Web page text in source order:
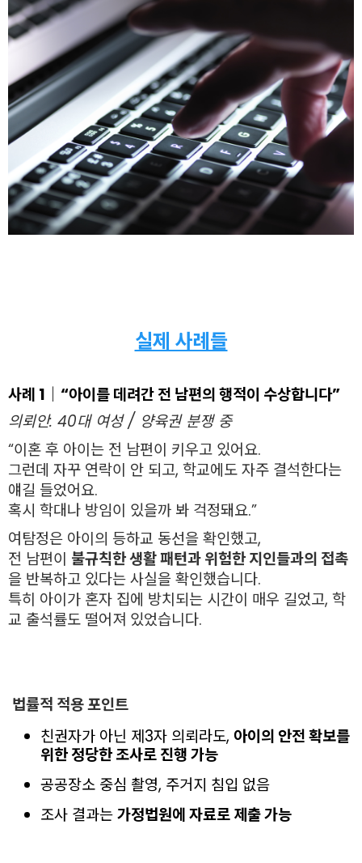
실제 사례들
사례 1｜“아이를 데려간 전 남편의 행적이 수상합니다”
의뢰인: 40대 여성 / 양육권 분쟁 중
“이혼 후 아이는 전 남편이 키우고 있어요.
그런데 자꾸 연락이 안 되고, 학교에도 자주 결석한다는
얘길 들었어요.
혹시 학대나 방임이 있을까 봐 걱정돼요.”
여탐정은 아이의 등하교 동선을 확인했고,
전 남편이 불규칙한 생활 패턴과 위험한 지인들과의 접촉
을 반복하고 있다는 사실을 확인했습니다.
특히 아이가 혼자 집에 방치되는 시간이 매우 길었고, 학
교 출석률도 떨어져 있었습니다.
법률적 적용 포인트
친권자가 아닌 제3자 의뢰라도, 아이의 안전 확보를
위한 정당한 조사로 진행 가능
공공장소 중심 촬영, 주거지 침입 없음
조사 결과는가정법원에 자료로 제출 가능